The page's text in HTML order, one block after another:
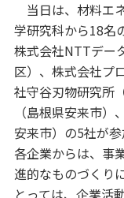
当日は、材料エ
学研究科から18名
株式会社NTTデー
区）、株式会社プ
社守谷刃物研究所
（島根県安来市
安来市）の5社が参
各企業からは、事
進的なものづくり
とっては、企業活